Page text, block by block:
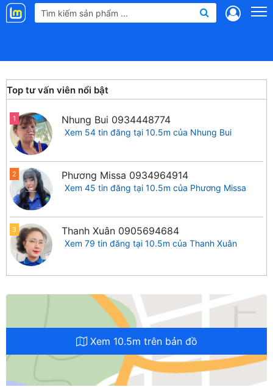
Landmap
Top tư vấn viên nổi bật
1 Nhung Bui 0934448774
Xem 54 tin đăng tại 10.5m của Nhung Bui
2 Phương Missa 0934964914
Xem 45 tin đăng tại 10.5m của Phương Missa
3 Thanh Xuân 0905694684
Xem 79 tin đăng tại 10.5m của Thanh Xuân
Xem 10.5m trên bản đồ